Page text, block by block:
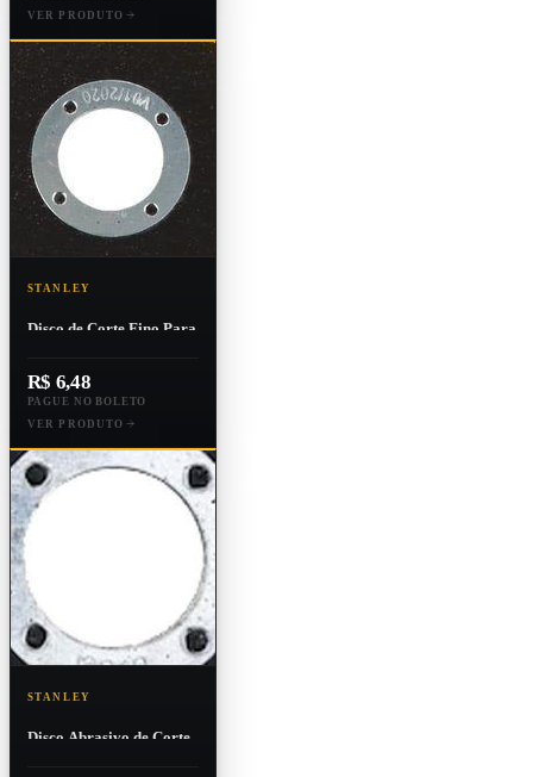
VER PRODUTO
STANLEY
Disco de Corte Fino Para
X 7/8''
R$ 6,48
PAGUE NO BOLETO
VER PRODUTO
STANLEY
Disco Abrasivo de Corte